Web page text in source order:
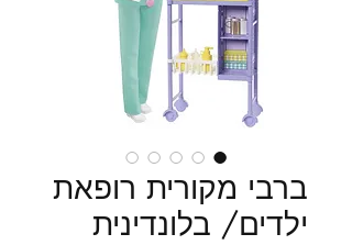
ברבי מקורית רופאת
ילדים/ בלונדינית